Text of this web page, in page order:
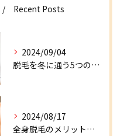
Recent Posts
2024/09/04
脱毛を冬に通う5つのメリット！デメリットや注意点を解説！
2024/08/17
全身脱毛のメリット・デメリットとは？注意点の解決策も併せてご紹介